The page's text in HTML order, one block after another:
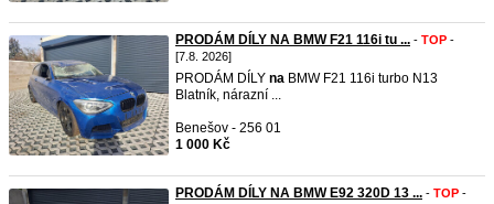
PRODÁM DÍLY NA BMW F21 116i tu ... - TOP -
[7.8. 2026]
PRODÁM DÍLY na BMW F21 116i turbo N13
Blatník, nárazní ...
Benešov - 256 01
1 000 Kč
PRODÁM DÍLY NA BMW E92 320D 13 ... - TOP -